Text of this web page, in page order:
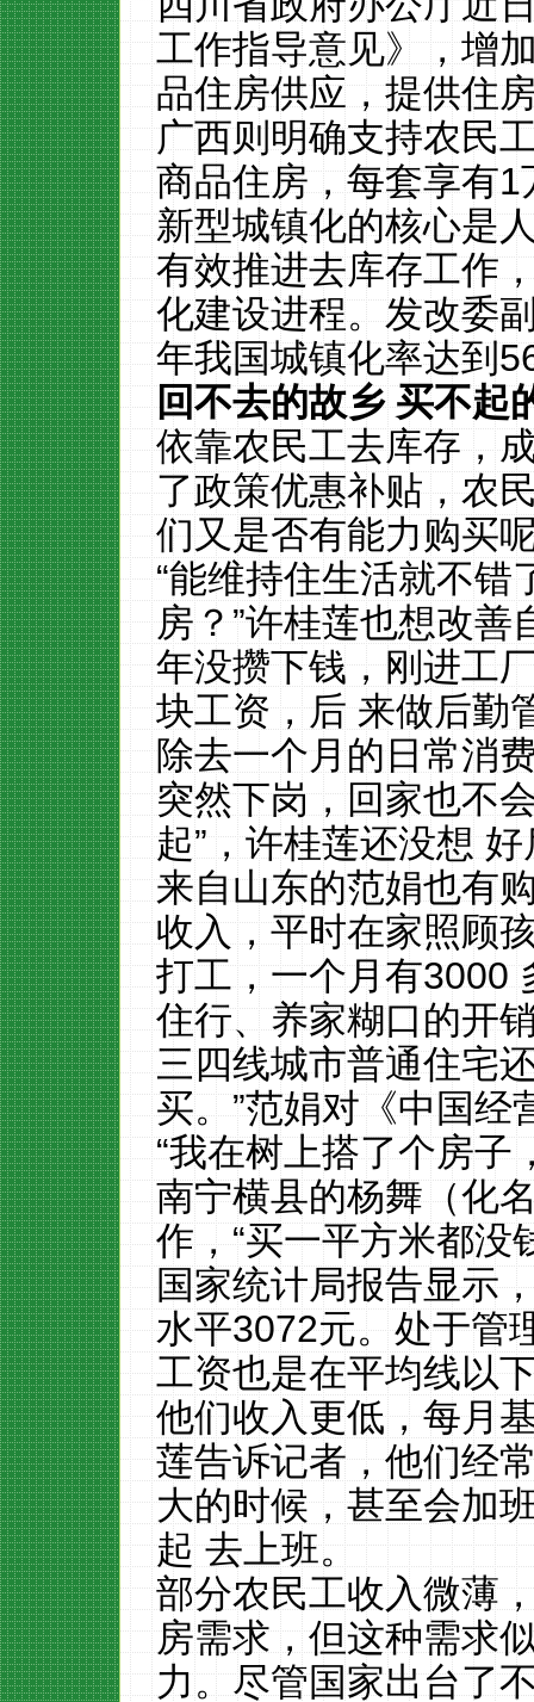
工作指导意见》，增
品住房供应，提供住
广西则明确支持农民
商品住房，每套享有1
新型城镇化的核心是
有效推进去库存工作
化建设进程。发改委
年我国城镇化率达到
回不去的故乡 买不起
依靠农民工去库存，
了政策优惠补贴，农
们又是否有能力购买
“能维持住生活就不错
房？”许桂莲也想改善
年没攒下钱，刚进工
块工资，后 来做后勤
除去一个月的日常消
突然下岗，回家也不
起”，许桂莲还没想
来自山东的范娟也有
收入，平时在家照顾
打工，一个月有3000
住行、养家糊口的开
三四线城市普通住宅
买。”范娟对《中国经
“我在树上搭了个房子
南宁横县的杨舞（化
作，“买一平方米都没
国家统计局报告显示
水平3072元。处于管
工资也是在平均线以
他们收入更低，每月
莲告诉记者，他们经
大的时候，甚至会加
起 去上班。
部分农民工收入微薄
房需求，但这种需求
力。尽管国家出台了